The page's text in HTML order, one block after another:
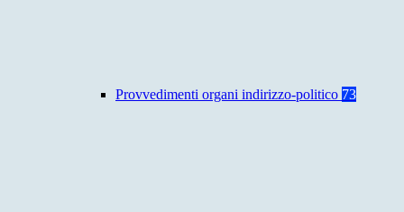
Provvedimenti organi indirizzo-politico 73